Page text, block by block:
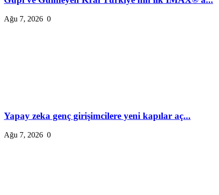
Ağu 7, 2026 0
Yapay zeka genç girişimcilere yeni kapılar aç...
Ağu 7, 2026 0